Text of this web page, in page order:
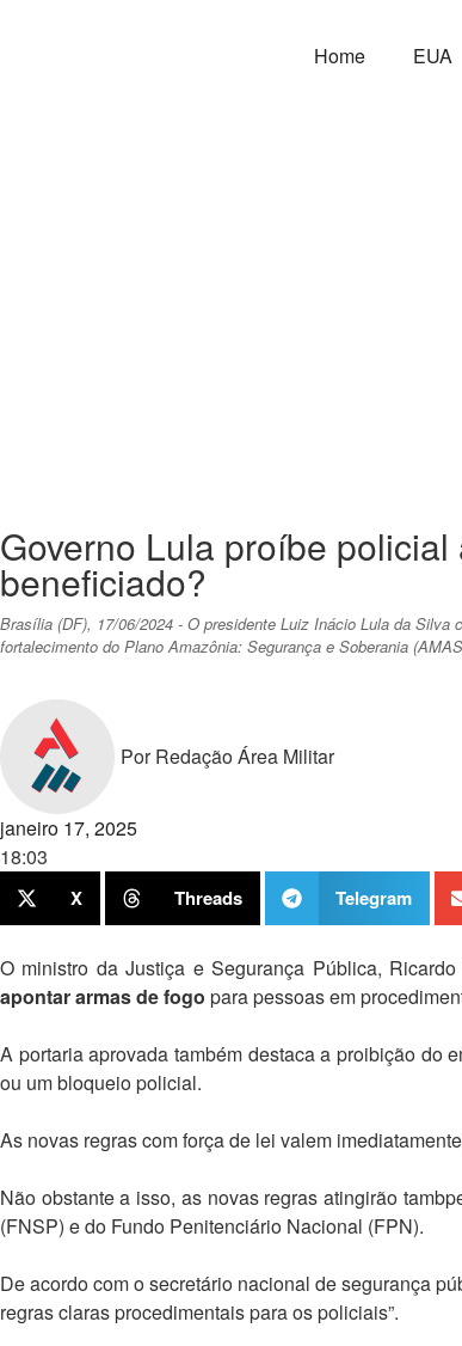
Home EUA
Governo Lula proíbe
beneficiado?
Brasília (DF), 17/06/2024 - O presidente Luiz Inácio Lula da
fortalecimento do Plano Amazônia: Segurança e Soberania
PorRedação Área Militar
janeiro 17, 2025
18:03
X Threads Telegram
O ministro da Justiça e Segurança Pública,
apontar armas de fogo para pessoas em
A portaria aprovada também destaca a proibição do
ou um bloqueio policial.
As novas regras com força de lei valem
Não obstante a isso, as novas regras atingirão
(FNSP) e do Fundo Penitenciário Nacional (FPN).
De acordo com o secretário nacional de segurança
regras claras procedimentais para os policiais”.